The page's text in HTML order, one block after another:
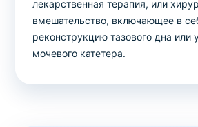
лекарственная терапия, или
вмешательство, включающее в
реконструкцию тазового дна или
мочевого катетера.